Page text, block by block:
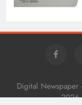
Digital Newspaper